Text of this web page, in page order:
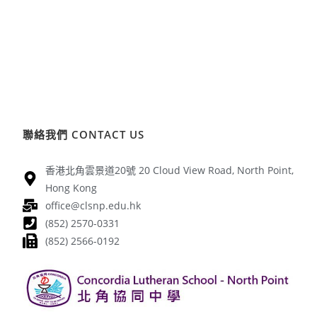
聯絡我們 CONTACT US
香港北角雲景道20號 20 Cloud View Road, North Point,
Hong Kong
office@clsnp.edu.hk
(852) 2570-0331
(852) 2566-0192